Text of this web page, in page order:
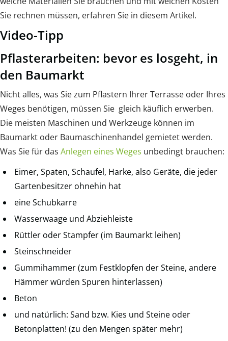
Sie rechnen müssen, erfahren Sie in diesem Artikel.
Video-Tipp
Pflasterarbeiten: bevor es losgeht, in
den Baumarkt
Nicht alles, was Sie zum Pflastern Ihrer Terrasse oder Ihres
Weges benötigen, müssen Sie gleich käuflich erwerben.
Die meisten Maschinen und Werkzeuge können im
Baumarkt oder Baumaschinenhandel gemietet werden.
Was Sie für das Anlegen eines Weges unbedingt brauchen:
Eimer, Spaten, Schaufel, Harke, also Geräte, die jeder
Gartenbesitzer ohnehin hat
eine Schubkarre
Wasserwaage und Abziehleiste
Rüttler oder Stampfer (im Baumarkt leihen)
Steinschneider
Gummihammer (zum Festklopfen der Steine, andere
Hämmer würden Spuren hinterlassen)
Beton
und natürlich: Sand bzw. Kies und Steine oder
Betonplatten! (zu den Mengen später mehr)